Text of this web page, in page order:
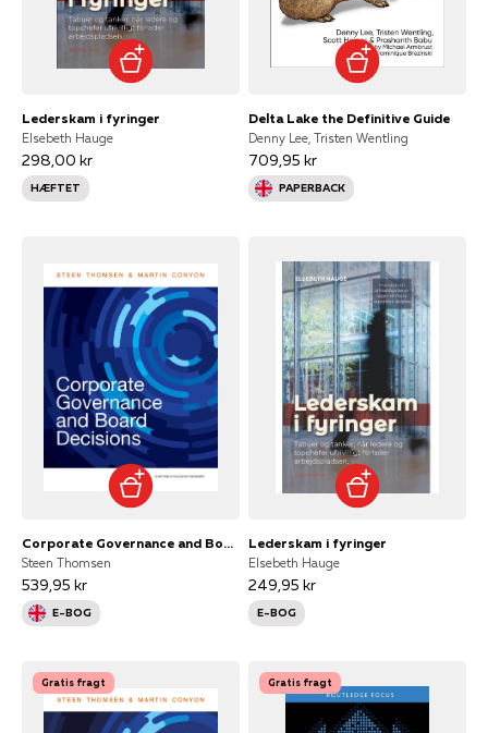
Lederskam i fyringer
Elsebeth Hauge
298,00 kr
HÆFTET
Delta Lake the Definitive Guide
Denny Lee, Tristen Wentling
709,95 kr
PAPERBACK
Corporate Governance and Board Decisions
Steen Thomsen
539,95 kr
E-BOG
Lederskam i fyringer
Elsebeth Hauge
249,95 kr
E-BOG
Gratis fragt Gratis fragt